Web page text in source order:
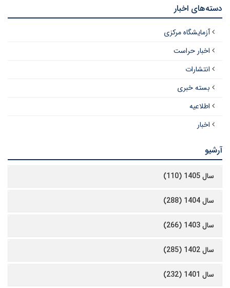
دسته‌های اخبار
آزمایشگاه مرکزی
اخبار حراست
انتشارات
بسته خبری
اطلاعیه
اخبار
آرشیو
سال 1405 (110)
سال 1404 (288)
سال 1403 (266)
سال 1402 (285)
سال 1401 (232)